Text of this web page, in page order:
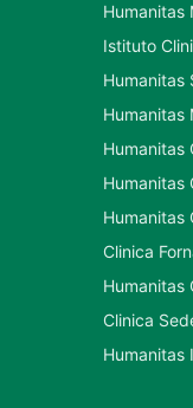
Humanitas
Istituto
Humanitas
Humanitas
Humanitas
Humanitas
Humanitas
Clinica
Humanitas
Clinica
Humanitas